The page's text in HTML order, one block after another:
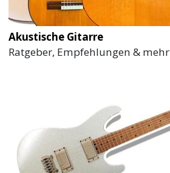
Akustische Gitarre
Ratgeber, Empfehlungen & mehr